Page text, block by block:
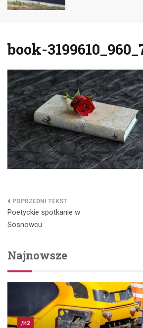
book-
Nawigacja
wpisu
Poetyckie spotkanie w
Sosnowcu
Najnowsze
/H2